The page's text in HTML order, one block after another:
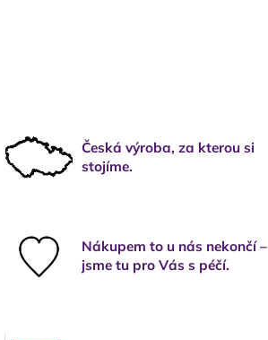
Česká výroba, za kterou si
stojíme.
Nákupem to u nás nekončí –
jsme tu pro Vás s péčí.